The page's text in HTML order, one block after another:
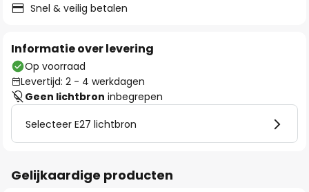
Snel & veilig betalen
Informatie over levering
Op voorraad
Levertijd: 2 - 4 werkdagen
Geen lichtbron inbegrepen
Selecteer E27 lichtbron
Gelijkaardige producten